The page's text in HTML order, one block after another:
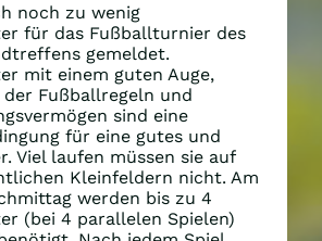
noch zu wenig
für das Fußballturnier des
gemeldet.
mit einem guten Auge,
der Fußballregeln und
sind eine
für eine gutes und
Viel laufen müssen sie auf
Kleinfeldern nicht. Am
werden bis zu 4
(bei 4 parallelen Spielen)